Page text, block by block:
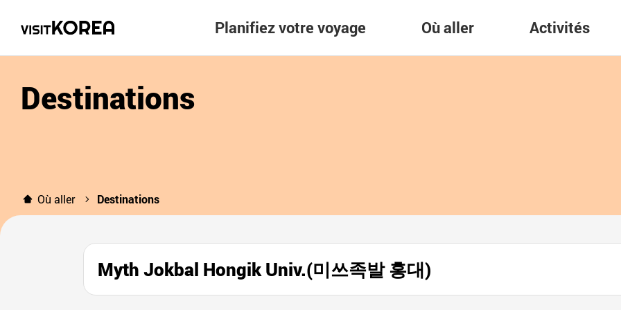
Planifiez votre voyage Où aller Activités
Destinations
Où aller Destinations
Myth Jokbal Hongik Univ.(미쓰족발 홍대)